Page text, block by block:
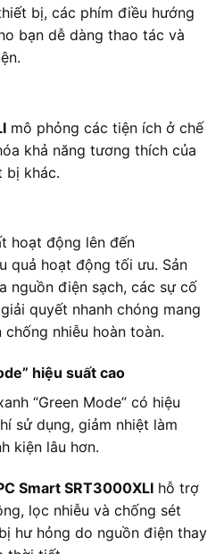
bị, các phím điều hướng
bạn dễ dàng thao tác và
mô phỏng các tiện ích ở chế
khả năng tương thích của
bị khác.
hoạt động lên đến
quả hoạt động tối ưu. Sản
nguồn điện sạch, các sự cố
quyết nhanh chóng mang
nhiễu hoàn toàn.
hiệu suất cao
“Green Mode” có hiệu
sử dụng, giảm nhiệt làm
kiện lâu hơn.
Smart SRT3000XLI hỗ trợ
lọc nhiễu và chống sét
hư hỏng do nguồn điện thay